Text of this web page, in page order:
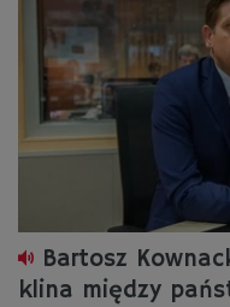
Bartosz
klina między